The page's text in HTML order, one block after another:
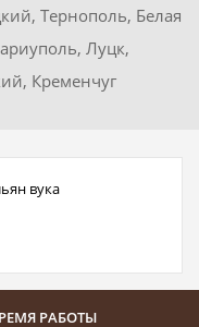
Тернополь, Белая
Луцк,
Кременчуг
вука
РАБОТЫ